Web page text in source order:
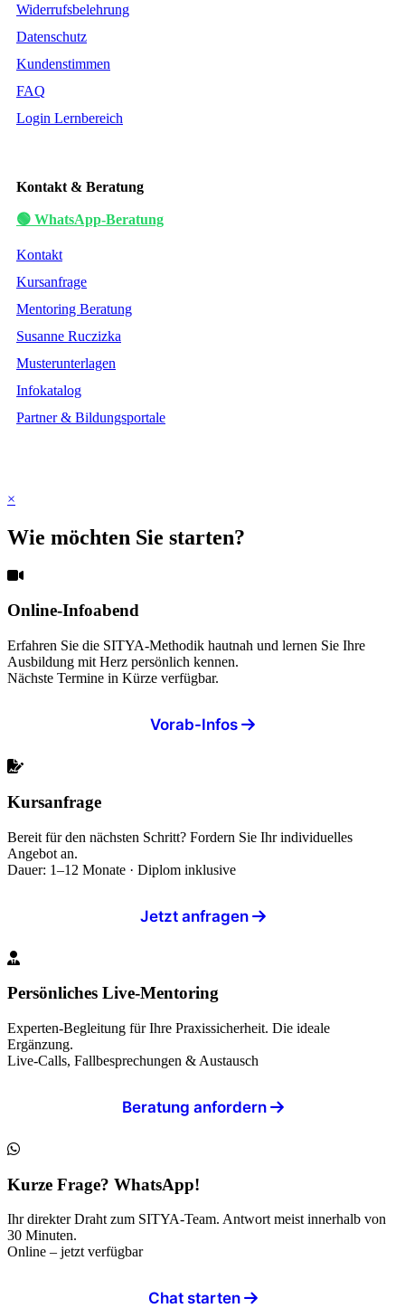
Widerrufsbelehrung
Datenschutz
Kundenstimmen
FAQ
Login Lernbereich
Kontakt & Beratung
🟢 WhatsApp-Beratung
Kontakt
Kursanfrage
Mentoring Beratung
Susanne Ruczizka
Musterunterlagen
Infokatalog
Partner & Bildungsportale
×
Wie möchten Sie starten?
Online-Infoabend
Erfahren Sie die SITYA-Methodik hautnah und lernen Sie Ihre
Ausbildung mit Herz persönlich kennen.
Nächste Termine in Kürze verfügbar.
Vorab-Infos
Kursanfrage
Bereit für den nächsten Schritt? Fordern Sie Ihr individuelles
Angebot an.
Dauer: 1–12 Monate · Diplom inklusive
Jetzt anfragen
Persönliches Live-Mentoring
Experten-Begleitung für Ihre Praxissicherheit. Die ideale
Ergänzung.
Live-Calls, Fallbesprechungen & Austausch
Beratung anfordern
Kurze Frage? WhatsApp!
Ihr direkter Draht zum SITYA-Team. Antwort meist innerhalb von
30 Minuten.
Online – jetzt verfügbar
Chat starten